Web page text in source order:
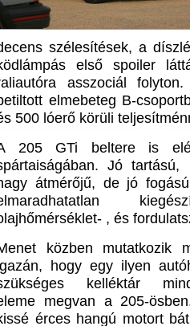
szélesítések, a
első spoiler
asszociál
elmebeteg B-
500 lóerő körüli
205 GTi beltere is
Jó tartású,
átmérőjű, de jó
, és
közben mutatkozik
hogy egy ilyen
kelléktár
megvan a 205-
érces hangú motort